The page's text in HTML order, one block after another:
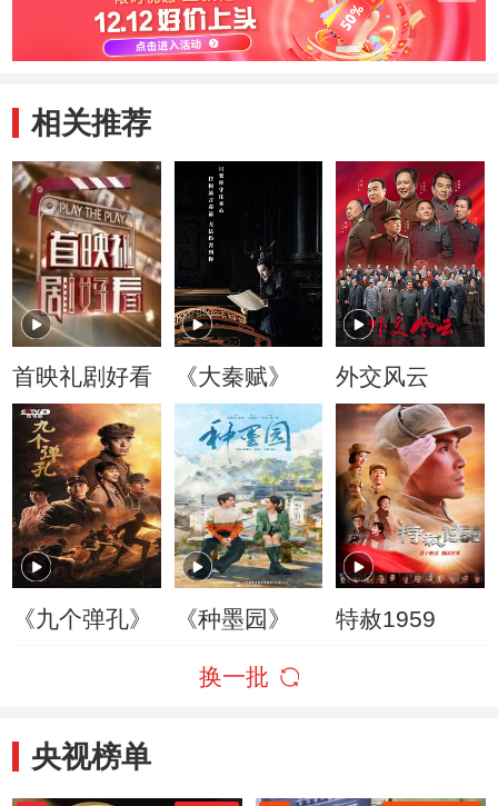
相关推荐
首映礼剧好看 《大秦赋》 外交风云
《九个弹孔》 《种墨园》 特赦1959
换一批
央视榜单